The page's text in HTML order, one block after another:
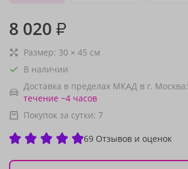
8 020 ₽
Размер: 30 × 45 см
В наличии
Доставка в пределах МКАД в г. Москва:
течение ~4 часов
Покупок за сутки: 7
69 Отзывов и оценок